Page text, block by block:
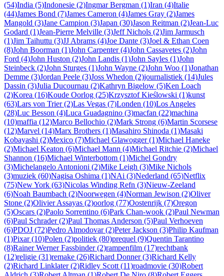
(54)India (5)Indonesie (2)Ingmar Bergman (1)Iran (4)Italie
(44)James Bond (7)James Cameron (4)James Gray (2)James
Mangold (3)Jane Campion (3)Japan (30)Jason Reitman (2)Jean-Luc
Godard (1)Jean-Pierre Melville (3)Jeff Nichols (2)Jim Jarmusch
(1)Jim Taihuttu (3)JJ Abrams (4)Joe Dante (3)Joel & Ethan Coen
(8)John Boorman (1)John Carpenter (4)John Cassavetes (2)John
Ford (4)John Huston (2)John Landis (1)John Sayles (1)John
Steinbeck (2)John Sturges (1)John Wayne (2)John Woo (1)Jonathan
Demme (3)Jordan Peele (3)Joss Whedon (2)journalistiek (14)Jules
Dassin (3)Julia Ducournau (2)Kathryn Bigelow (5)Ken Loach
(2)Korea (16)Koude Oorlog (25)Krzysztof Kieślowski (1)kunst
(63)Lars von Trier (2)Las Vegas (7)Londen (10)Los Angeles
(28)Luc Besson (4)Luca Guadagnino (3)macfan (22)machina
(10)maffia (12)Marco Bellochio (2)Mark Strong (6)Martin Scorsese
(12)Marvel (14)Marx Brothers (1)Masahiro Shinoda (1)Masaki
Kobayashi (2)Mexico (7)Michael Glawogger (1)Michael Haneke
(2)Michael Keaton (6)Michael Mann (4)Michael Ritchie (2)Michael
Shannon (16)Michael Winterbottom (1)Michel Gondry
(3)Michelangelo Antonioni (2)Mike Leigh (3)Mike Nichols
(3)muziek (60)Nagisa Oshima (1)NAi (3)Nederland (65)Netflix
(75)New York (63)Nicolas Winding Refn (3)Nieuw-Zeeland
(6)Noah Baumbach (2)Noorwegen (4)Norman Jewison (2)Oliver
Stone (2)Olivier Assayas (2)oorlog (77)Oostenrijk (7)Oregon
(5)Oscars (2)Paolo Sorrentino (6)Park Chan-wook (2)Paul Newman
(6)Paul Schrader (2)Paul Thomas Anderson (5)Paul Verhoeven
(6)PDOJ (72)Pedro Almodovar (2)Peter Jackson (3)Philip Kaufman
(1)Pixar (10)Polen (2)politiek (80)prequel (9)Quentin Tarantino
(8)Rainer Werner Fassbinder (2)rampenfilm (17)rechtbank
(12)religie (31)remake (26)Richard Donner (3)Richard Kelly
(2)Richard Linklater (2)Ridley Scott (11)roadmovie (30)Robert